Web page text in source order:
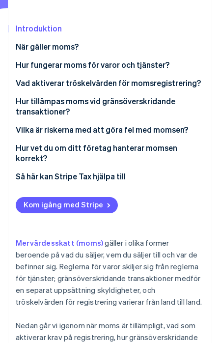
Introduktion
När gäller moms?
Hur fungerar moms för varor och tjänster?
Varor
Tjänster
Vad aktiverar tröskelvärden för momsregistrering?
Hur tillämpas moms vid gränsöverskridande
transaktioner?
Export av varor
Digitala tjänster
Vilka är riskerna med att göra fel med momsen?
Hur vet du om ditt företag hanterar momsen
korrekt?
Så här kan Stripe Tax hjälpa till
Kom igång med Stripe
Mervärdesskatt (moms)gäller i olika former
beroende på vad du säljer, vem du säljer till och var de
befinner sig. Reglerna för varor skiljer sig från reglerna
för tjänster; gränsöverskridande transaktioner medför
en separat uppsättning skyldigheter, och
tröskelvärden för registrering varierar från land till land.
Nedan går vi igenom när moms är tillämpligt, vad som
aktiverar krav på registrering, hur gränsöverskridande